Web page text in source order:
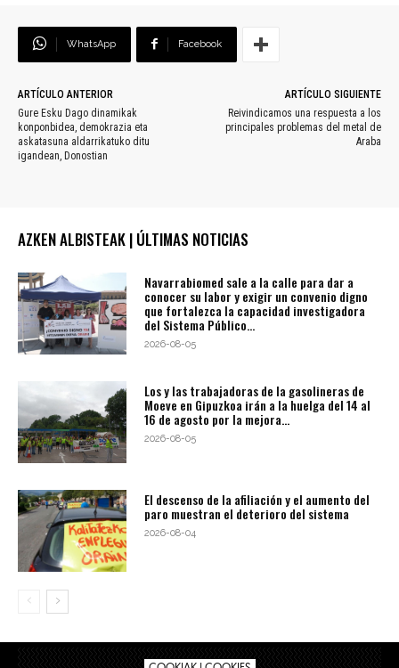
WhatsApp Facebook
ARTÍCULO ANTERIOR
Gure Esku Dago dinamikak
konponbidea, demokrazia eta
askatasuna aldarrikatuko ditu
igandean, Donostian
ARTÍCULO SIGUIENTE
Reivindicamos una respuesta a los
principales problemas del metal de
Araba
AZKEN ALBISTEAK | ÚLTIMAS NOTICIAS
Navarrabiomed sale a la calle para dar a
conocer su labor y exigir un convenio digno
que fortalezca la capacidad investigadora
del Sistema Público...
2026-08-05
Los y las trabajadoras de la gasolineras de
Moeve en Gipuzkoa irán a la huelga del 14 al
16 de agosto por la mejora...
2026-08-05
El descenso de la afiliación y el aumento del
paro muestran el deterioro del sistema
2026-08-04